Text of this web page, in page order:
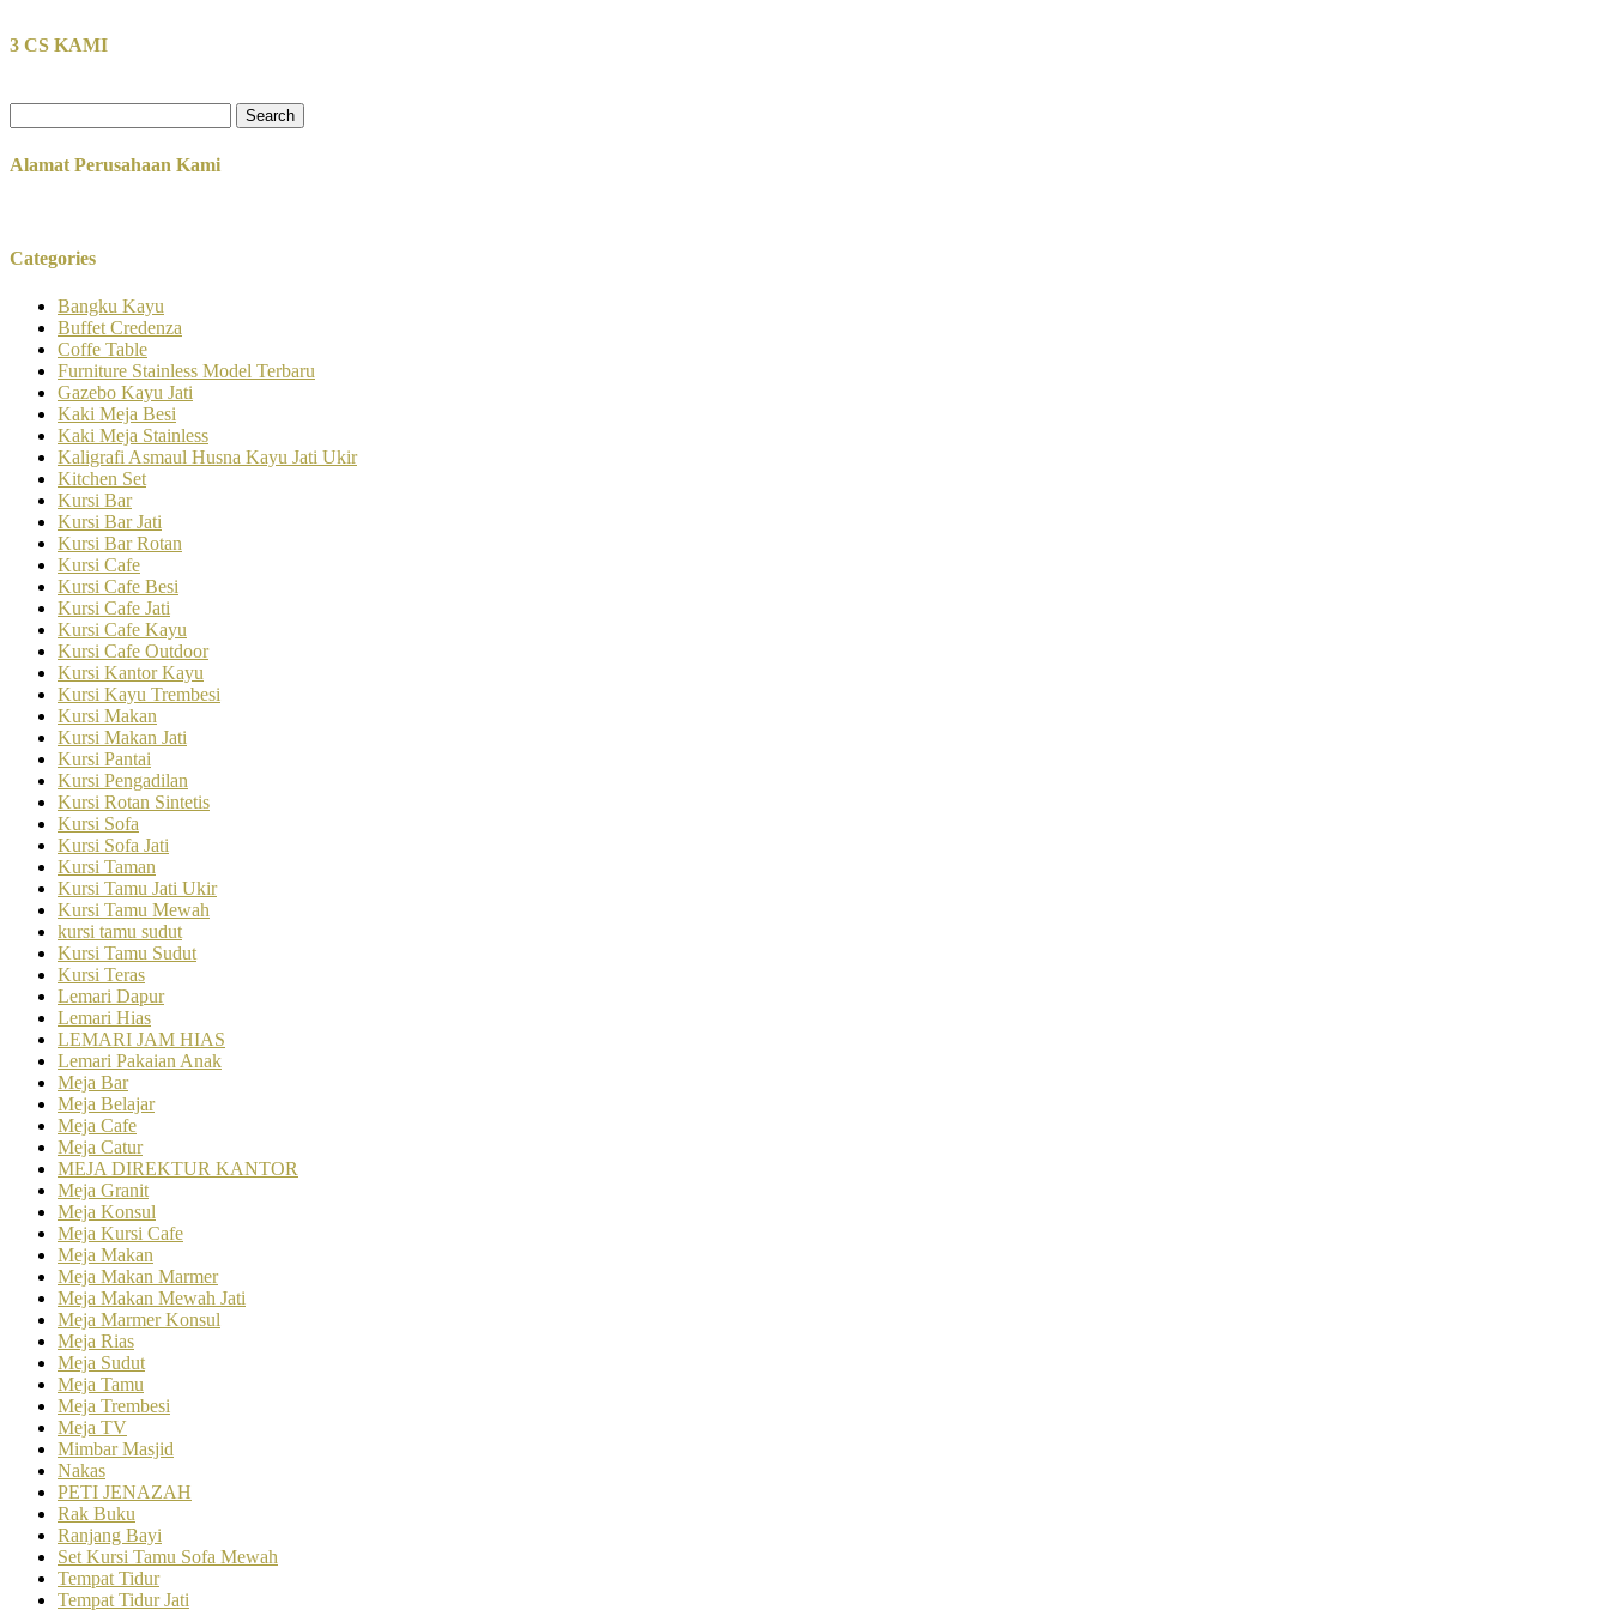
3 CS KAMI
for:
Alamat Perusahaan Kami
Categories
Bangku Kayu
Buffet Credenza
Coffe Table
Furniture Stainless Model Terbaru
Gazebo Kayu Jati
Kaki Meja Besi
Kaki Meja Stainless
Kaligrafi Asmaul Husna Kayu Jati Ukir
Kitchen Set
Kursi Bar
Kursi Bar Jati
Kursi Bar Rotan
Kursi Cafe
Kursi Cafe Besi
Kursi Cafe Jati
Kursi Cafe Kayu
Kursi Cafe Outdoor
Kursi Kantor Kayu
Kursi Kayu Trembesi
Kursi Makan
Kursi Makan Jati
Kursi Pantai
Kursi Pengadilan
Kursi Rotan Sintetis
Kursi Sofa
Kursi Sofa Jati
Kursi Taman
Kursi Tamu Jati Ukir
Kursi Tamu Mewah
kursi tamu sudut
Kursi Tamu Sudut
Kursi Teras
Lemari Dapur
Lemari Hias
LEMARI JAM HIAS
Lemari Pakaian Anak
Meja Bar
Meja Belajar
Meja Cafe
Meja Catur
MEJA DIREKTUR KANTOR
Meja Granit
Meja Konsul
Meja Kursi Cafe
Meja Makan
Meja Makan Marmer
Meja Makan Mewah Jati
Meja Marmer Konsul
Meja Rias
Meja Sudut
Meja Tamu
Meja Trembesi
Meja TV
Mimbar Masjid
Nakas
PETI JENAZAH
Rak Buku
Ranjang Bayi
Set Kursi Tamu Sofa Mewah
Tempat Tidur
Tempat Tidur Jati